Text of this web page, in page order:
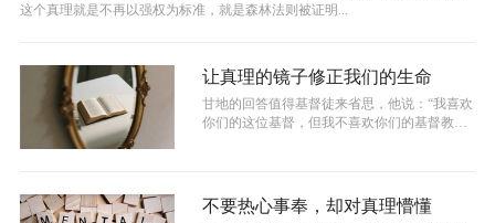
这个真理就是不再以强权为标准，就是森林法则被证明...
让真理的镜子修正我们的生命
甘地的回答值得基督徒来省思，他说：“我喜欢
你们的这位基督，但我不喜欢你们的基督教
不要热心事奉，却对真理懵懂